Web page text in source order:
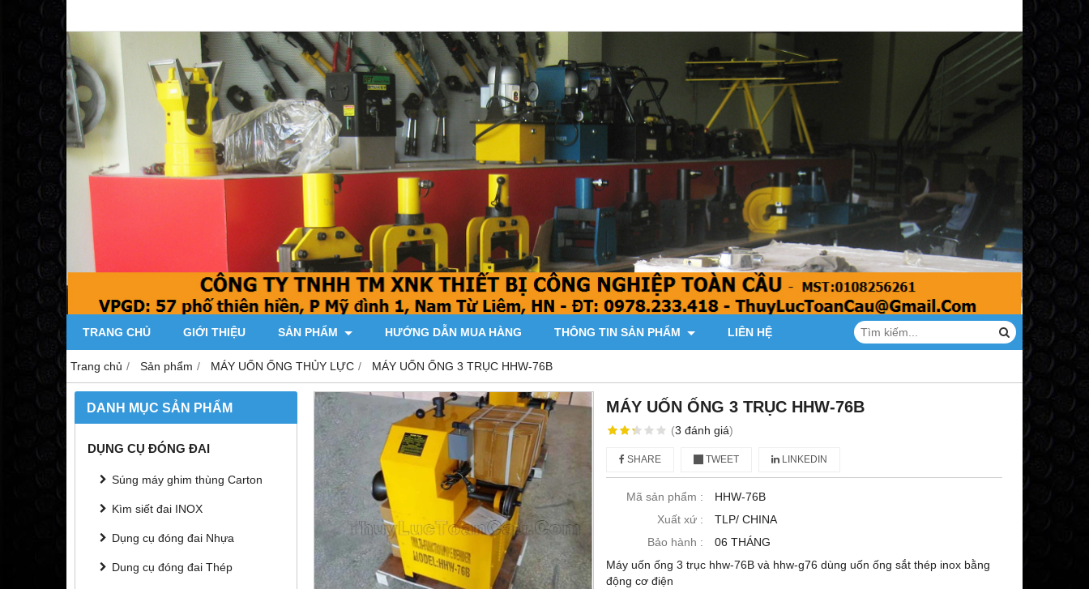
TRANG CHỦ GIỚI THIỆU SẢN PHẨM HƯỚNG DẪN MUA HÀNG THÔNG TIN SẢN PHẨM LIÊN HỆ
Trang chủ Sản phẩm MÁY UỐN ỐNG THỦY LỰC MÁY UỐN ỐNG 3 TRỤC HHW-76B
DANH MỤC SẢN PHẨM
DỤNG CỤ ĐÓNG ĐAI
Súng máy ghim thùng Carton
Kìm siết đai INOX
Dụng cụ đóng đai Nhựa
Dung cụ đóng đai Thép
MÁY UỐN ỐNG 3 TRỤC HHW-76B
(3 đánh giá)
SHARE TWEET LINKEDIN
Mã sản phẩm :
HHW-76B
Xuất xứ :
TLP/ CHINA
Bảo hành :
06 THÁNG
Máy uốn ống 3 trục hhw-76B và hhw-g76 dùng uốn ống sắt thép inox bằng
động cơ điện